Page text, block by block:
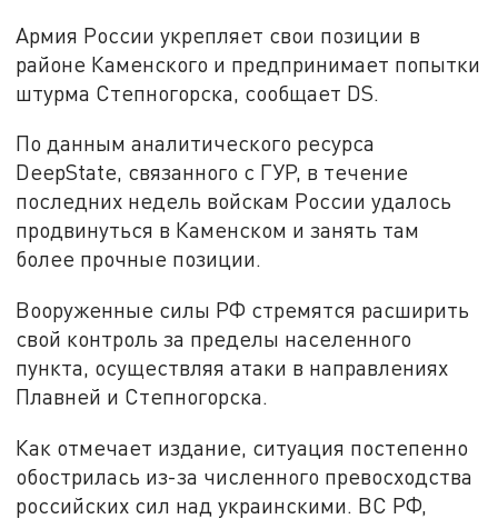
Армия России укрепляет свои позиции в
районе Каменского и предпринимает попытки
штурма Степногорска, сообщает DS.
По данным аналитического ресурса
DeepState, связанного с ГУР, в течение
последних недель войскам России удалось
продвинуться в Каменском и занять там
более прочные позиции.
Вооруженные силы РФ стремятся расширить
свой контроль за пределы населенного
пункта, осуществляя атаки в направлениях
Плавней и Степногорска.
Как отмечает издание, ситуация постепенно
обострилась из-за численного превосходства
российских сил над украинскими. ВС РФ,